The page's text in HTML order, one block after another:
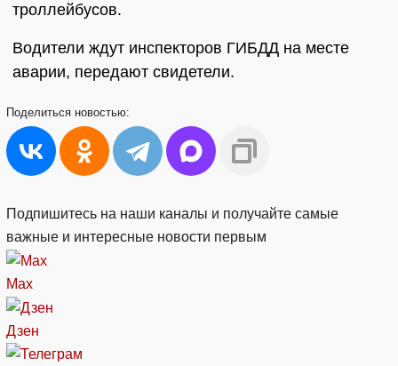
троллейбусов.
Водители ждут инспекторов ГИБДД на месте
аварии, передают свидетели.
Поделиться новостью:
Подпишитесь на наши каналы и получайте самые
важные и интересные новости первым
Max
Дзен